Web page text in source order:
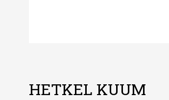
HETKEL KUUM